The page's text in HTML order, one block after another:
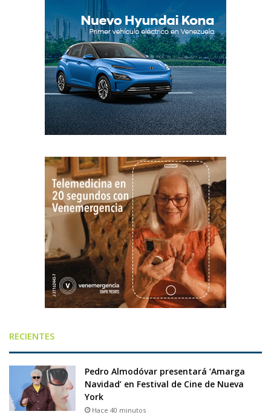
RECIENTES
Pedro Almodóvar presentará ‘Amarga
Navidad’ en Festival de Cine de Nueva
York
Hace 40 minutos